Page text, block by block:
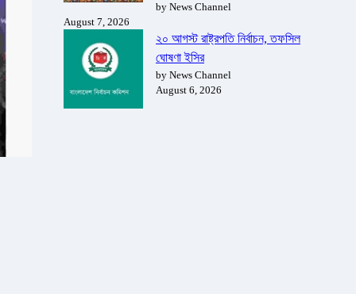
by News Channel
August 7, 2026
২০ আগস্ট রাষ্ট্রপতি নির্বাচন, তফসিল
ঘোষণা ইসির
by News Channel
August 6, 2026